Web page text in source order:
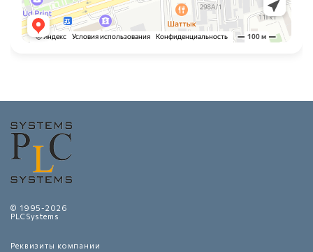
© 1995-2026
PLCSystems
Реквизиты компании